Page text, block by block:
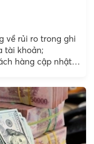
về rủi ro trong ghi
tài khoản;
hàng cập nhật